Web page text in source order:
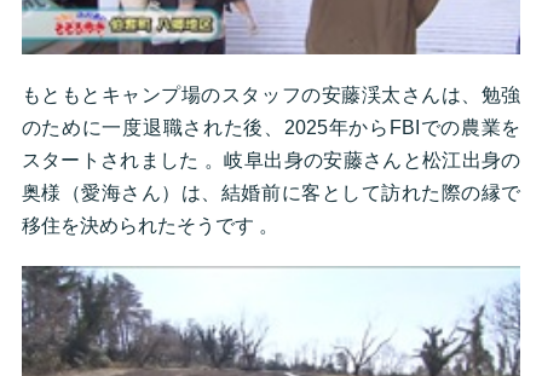
もともとキャンプ場のスタッフの安藤渓太さんは、勉強
のために一度退職された後、2025年からFBIでの農業を
スタートされました 。岐阜出身の安藤さんと松江出身の
奥様（愛海さん）は、結婚前に客として訪れた際の縁で
移住を決められたそうです 。